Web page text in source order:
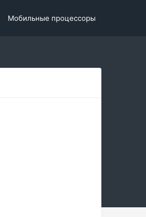
Мобильные процессоры